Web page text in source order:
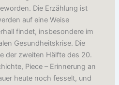
Die Erzählung ist
auf eine Weise
findet, insbesondere im
Gesundheitskrise. Die
der zweiten Hälfte des 20.
Piece – Erinnerung an
heute noch fesselt, und